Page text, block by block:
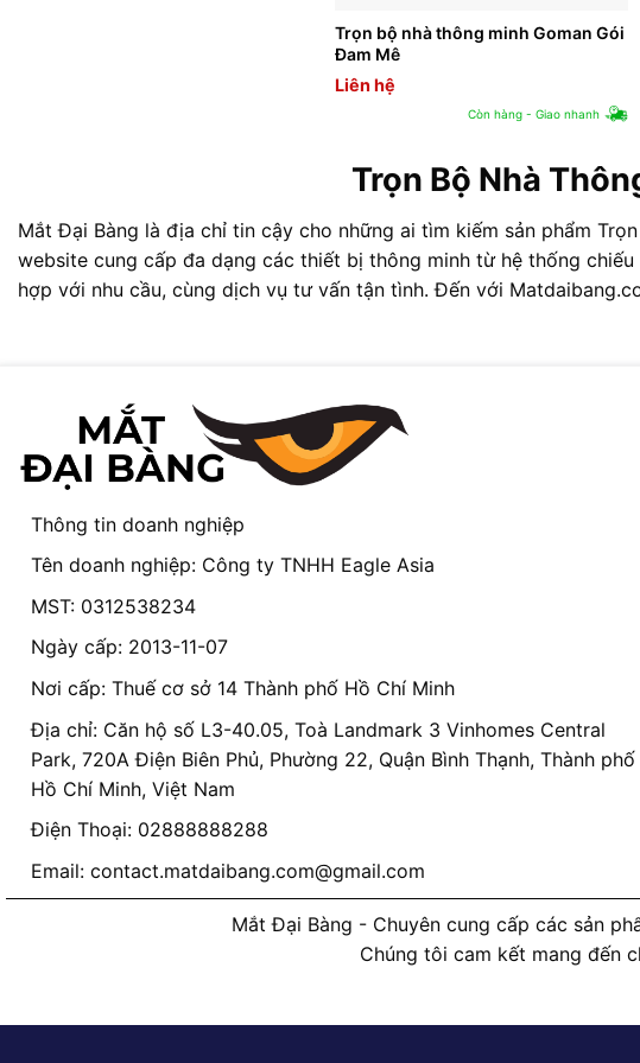
Trọn bộ nhà thông minh Goman Gói
Đam Mê
Liên hệ
Còn hàng - Giao nhanh
Trọn Bộ Nhà
Mắt Đại Bàng là địa chỉ tin cậy cho những ai tìm kiếm sản phẩm
website cung cấp đa dạng các thiết bị thông minh từ hệ thống
hợp với nhu cầu, cùng dịch vụ tư vấn tận tình. Đến với
Thông tin doanh nghiệp
Tên doanh nghiệp: Công ty TNHH Eagle Asia
MST: 0312538234
Ngày cấp: 2013-11-07
Nơi cấp: Thuế cơ sở 14 Thành phố Hồ Chí Minh
Địa chỉ: Căn hộ số L3-40.05, Toà Landmark 3 Vinhomes Central
Park, 720A Điện Biên Phủ, Phường 22, Quận Bình Thạnh, Thành phố
Hồ Chí Minh, Việt Nam
Điện Thoại: 02888888288
Email: contact.matdaibang.com@gmail.com
Mắt Đại Bàng - Chuyên cung cấp các sản
Chúng tôi cam kết mang đến